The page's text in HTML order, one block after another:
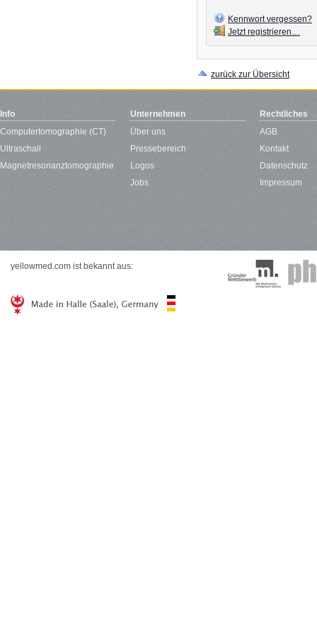
Kennwort vergessen?
Jetzt registrieren…
zurück zur Übersicht
Info
Computertomographie (CT)
Ultraschall
Magnetresonanztomographie
Unternehmen
Über uns
Pressebereich
Logos
Jobs
Rechtliches
AGB
Kontakt
Datenschutz
Impressum
yellowmed.com ist bekannt aus: